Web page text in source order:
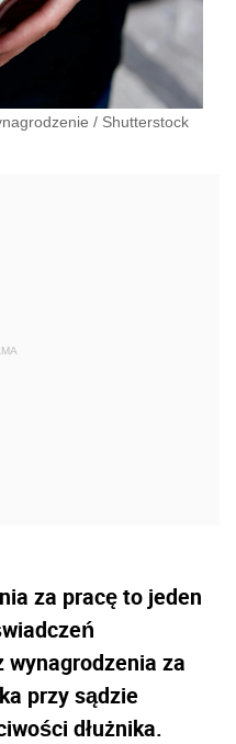
/ Shutterstock
za pracę to jeden
wynagrodzenia za
przy sądzie
dłużnika.